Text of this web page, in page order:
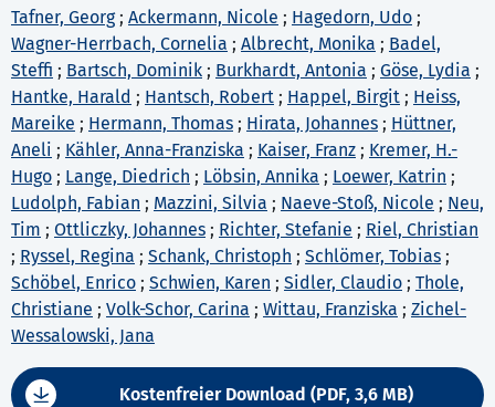
Tafner, Georg; Ackermann, Nicole ; Hagedorn, Udo ;
Wagner-Herrbach, Cornelia ; Albrecht, Monika ; Badel,
Steffi ; Bartsch, Dominik ; Burkhardt, Antonia ; Göse, Lydia ;
Hantke, Harald ; Hantsch, Robert ; Happel, Birgit ; Heiss,
Mareike ; Hermann, Thomas ; Hirata, Johannes ; Hüttner,
Aneli ; Kähler, Anna-Franziska ; Kaiser, Franz ; Kremer, H.-
Hugo ; Lange, Diedrich ; Löbsin, Annika ; Loewer, Katrin ;
Ludolph, Fabian ; Mazzini, Silvia ; Naeve-Stoß, Nicole ; Neu,
Tim ; Ottliczky, Johannes ; Richter, Stefanie ; Riel, Christian
; Ryssel, Regina ; Schank, Christoph ; Schlömer, Tobias ;
Schöbel, Enrico ; Schwien, Karen ; Sidler, Claudio ; Thole,
Christiane ; Volk-Schor, Carina ; Wittau, Franziska ; Zichel-
Wessalowski, Jana
Kostenfreier Download (PDF, 3,6 MB)